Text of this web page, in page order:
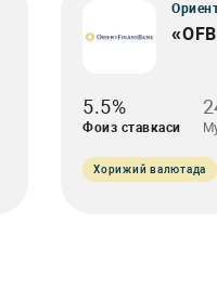
5.5%
Фоиз ставкаси
Хорижий валютада